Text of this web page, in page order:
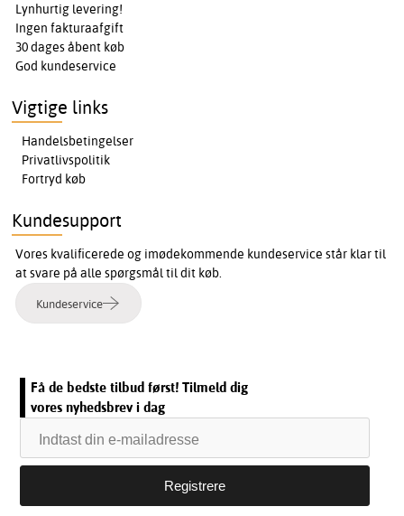
Lynhurtig levering!
Ingen fakturaafgift
30 dages åbent køb
God kundeservice
Vigtige links
Handelsbetingelser
Privatlivspolitik
Fortryd køb
Kundesupport
Vores kvalificerede og imødekommende kundeservice står klar til
at svare på alle spørgsmål til dit køb.
Kundeservice
Få de bedste tilbud først! Tilmeld dig
vores nyhedsbrev i dag